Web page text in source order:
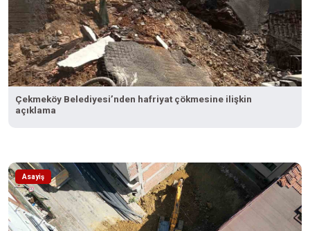
Çekmeköy Belediyesi’nden hafriyat çökmesine ilişkin
açıklama
Asayiş